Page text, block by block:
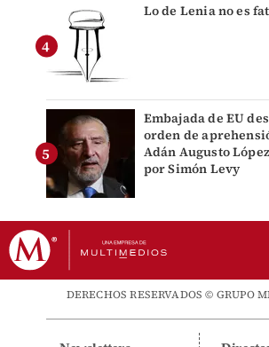
Lo de Lenia no es
Embajada de EU
orden de
Adán Augusto
por Simón Levy
DERECHOS RESERVADOS © GRUPO